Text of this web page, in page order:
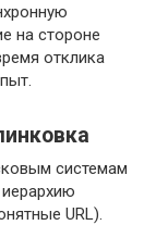
на стороне
отклика
системам
URL).